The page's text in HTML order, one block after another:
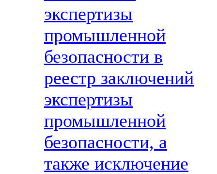
экспертизы
промышленной
безопасности в
реестр заключений
экспертизы
промышленной
безопасности, а
также исключение